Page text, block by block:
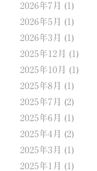
2026年7月 (1)
2026年5月 (1)
2026年3月 (1)
2025年12月 (1)
2025年10月 (1)
2025年8月 (1)
2025年7月 (2)
2025年6月 (1)
2025年4月 (2)
2025年3月 (1)
2025年1月 (1)